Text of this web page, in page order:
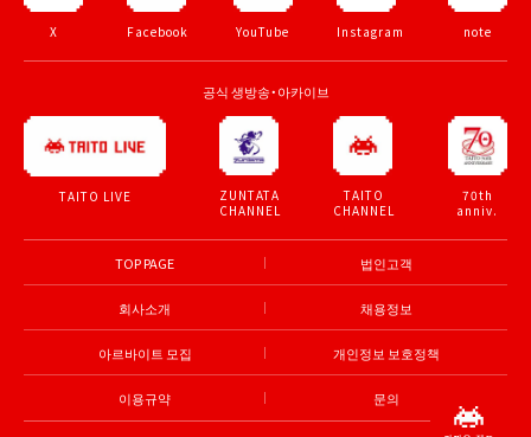
X Facebook YouTube Instagram note
공식 생방송・아카이브
TAITO LIVE
ZUNTATA
CHANNEL
TAITO
CHANNEL
70th
anniv.
TOP PAGE 법인고객
회사소개 채용정보
아르바이트 모집 개인정보 보호정책
이용규약 문의